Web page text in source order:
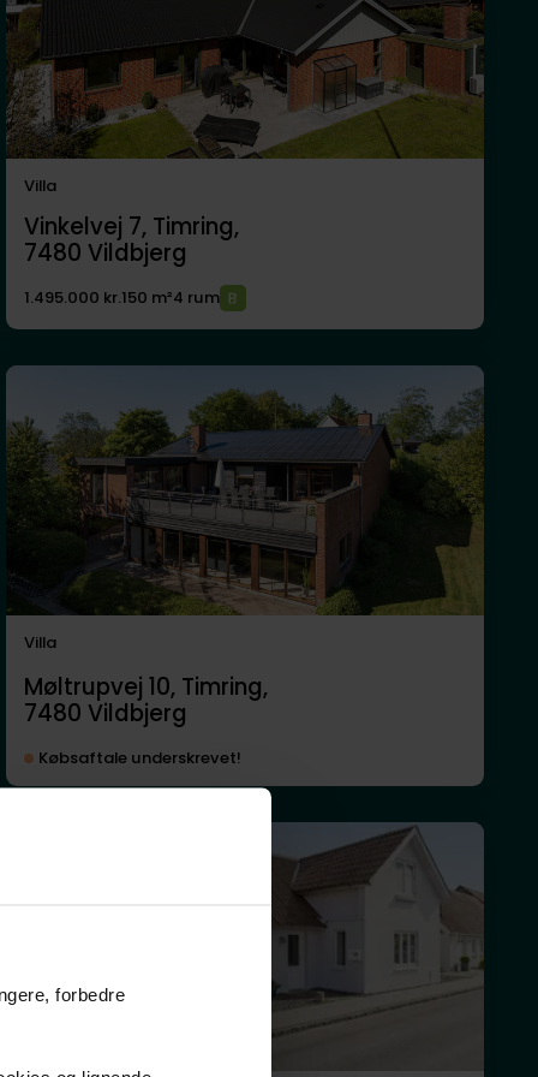
forbedre
Villa
Vinkelvej 7, Timring,
7480 Vildbjerg
1.495.000 kr.150 m²4 rum
Villa
Møltrupvej 10, Timring,
7480 Vildbjerg
Købsaftale underskrevet!